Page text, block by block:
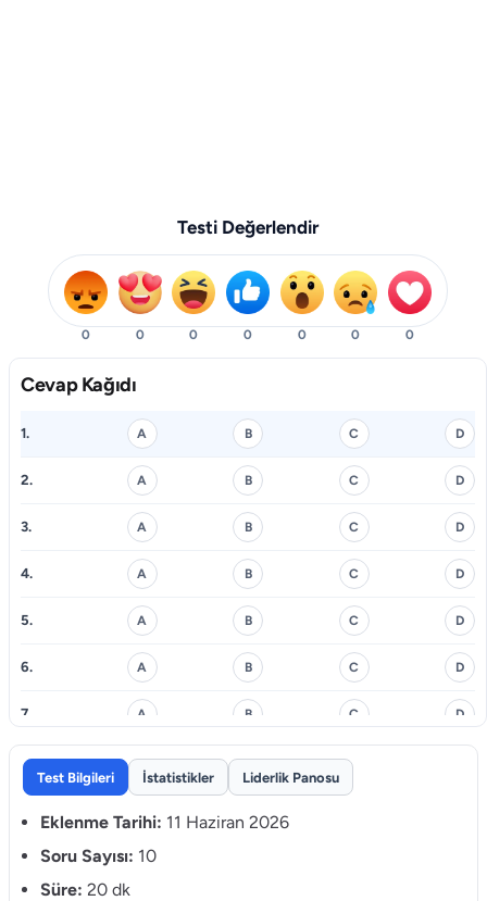
Testi Değerlendir
0 0 0 0 0 0 0
Cevap Kağıdı
1. A B C D
2. A B C D
3. A B C D
4. A B C D
5. A B C D
6. A B C D
7. A B C D
8. A B C
10. A
Test Bilgileri İstatistikler Liderlik Panosu
Eklenme Tarihi: 11 Haziran 2026
Soru Sayısı: 10
Süre: 20 dk